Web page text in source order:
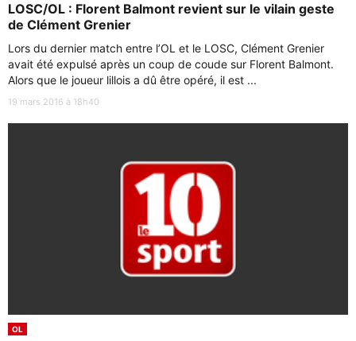
LOSC/OL : Florent Balmont revient sur le vilain geste
de Clément Grenier
Lors du dernier match entre l’OL et le LOSC, Clément Grenier
avait été expulsé après un coup de coude sur Florent Balmont.
Alors que le joueur lillois a dû être opéré, il est ...
19 mars 2016 à 18h40
OL